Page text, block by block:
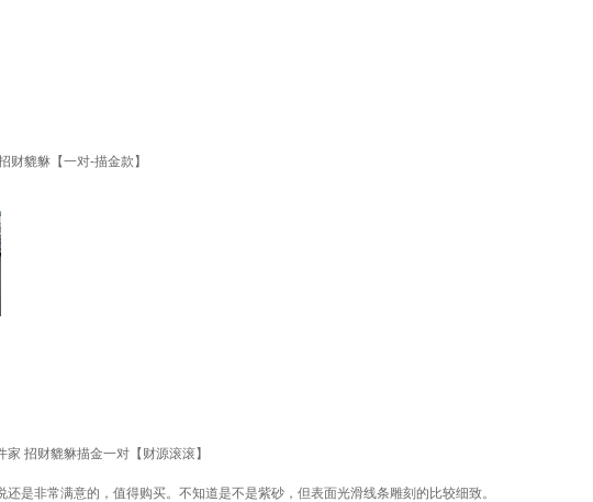
貔貅【一对-描金款】
招财貔貅描金一对【财源滚滚】
是非常满意的，值得购买。不知道是不是紫砂，但表面光滑线条雕刻的比较细致。